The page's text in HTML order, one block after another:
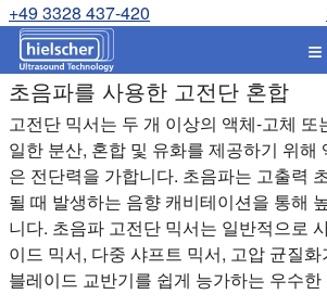
+49 3328 437-420
초음파를 사용한 고전단 혼합
고전단 믹서는 두 개 이상의 액체-고체 또
일한 분산, 혼합 및 유화를 제공하기 위해
은 전단력을 가합니다. 초음파는 고출력
될 때 발생하는 음향 캐비테이션을 통해
니다. 초음파 고전단 믹서는 일반적으로
이드 믹서, 다중 샤프트 믹서, 고압 균질
블레이드 교반기를 쉽게 능가하는 우수